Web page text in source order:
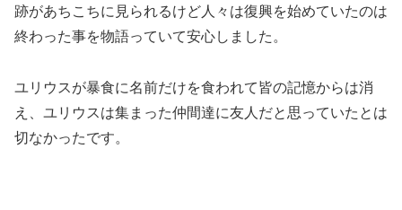
跡があちこちに見られるけど人々は復興を始めていたのは
終わった事を物語っていて安心しました。
ユリウスが暴食に名前だけを食われて皆の記憶からは消
え、ユリウスは集まった仲間達に友人だと思っていたとは
切なかったです。